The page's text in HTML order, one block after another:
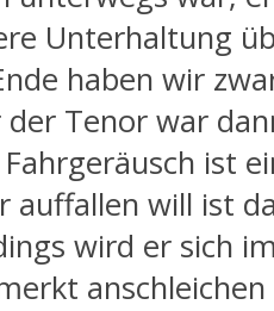
Unterhaltung
haben wir
Tenor war
Fahrgeräusch ist
auffallen will ist
wird er sich